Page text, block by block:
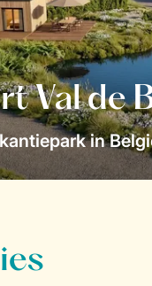
Val de
in